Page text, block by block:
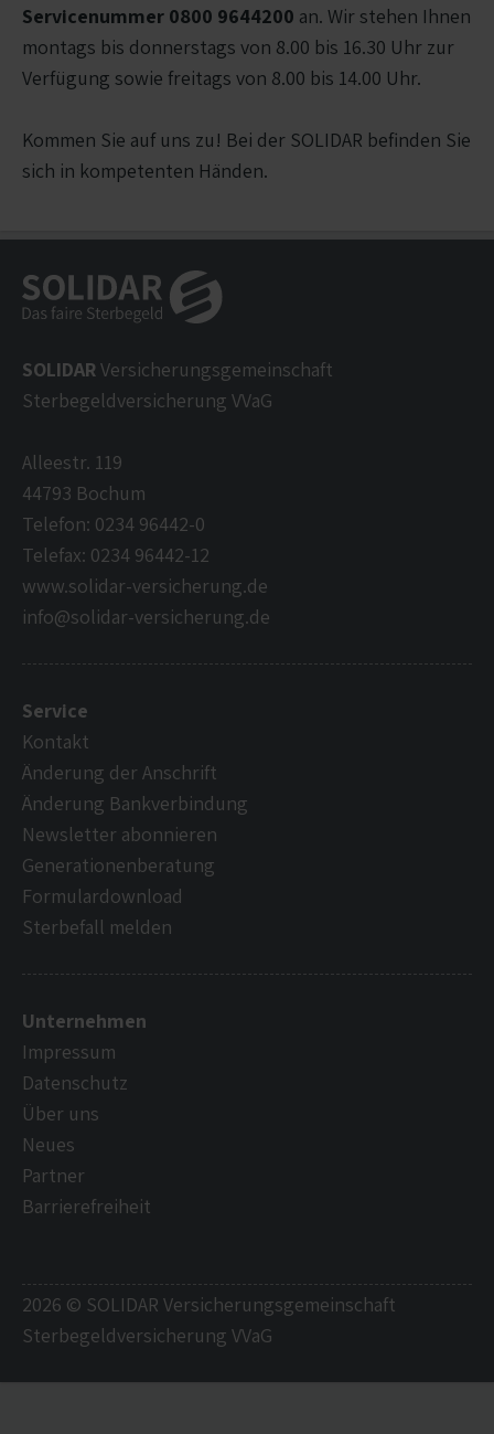
Servicenummer 0800 9644200 an. Wir stehen Ihnen
montags bis donnerstags von 8.00 bis 16.30 Uhr zur
Verfügung sowie freitags von 8.00 bis 14.00 Uhr.
Kommen Sie auf uns zu! Bei der SOLIDAR befinden Sie
sich in kompetenten Händen.
SOLIDARVersicherungsgemeinschaft
Sterbegeldversicherung VVaG
Alleestr. 119
44793 Bochum
Telefon: 0234 96442-0
Telefax: 0234 96442-12
www.solidar-versicherung.de
info@solidar-versicherung.de
Service
Kontakt
Änderung der Anschrift
Änderung Bankverbindung
Newsletter abonnieren
Generationenberatung
Formulardownload
Sterbefall melden
Unternehmen
Impressum
Datenschutz
Über uns
Neues
Partner
Barrierefreiheit
2026 © SOLIDAR Versicherungsgemeinschaft
Sterbegeldversicherung VVaG